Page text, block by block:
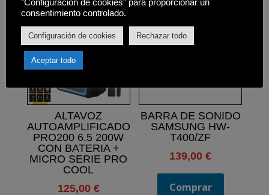
ALTAVOZ
AUTOAMPLIFICADO
PRO200 6.5 200W
CON BATERIA +
MICRO SERIE PRO
COOL
125,00 €
BARRA DE SONIDO
SAMSUNG HW-
T400/ZF
139,00€
Comprar
"Configuración de cookies" para proporcionar un
consentimiento controlado.
Configuración de cookies Rechazar todo
Aceptar todo